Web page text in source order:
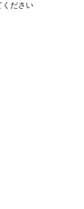
ください